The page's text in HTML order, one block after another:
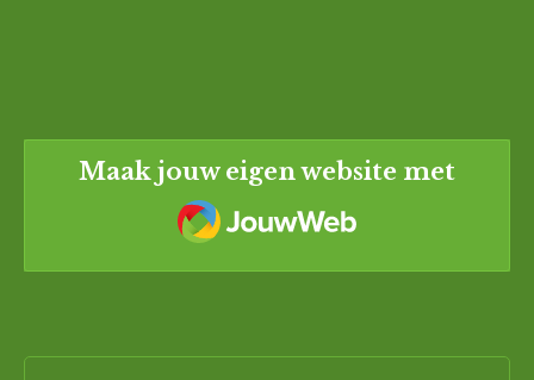
Maak jouw eigen website met
JouwWeb